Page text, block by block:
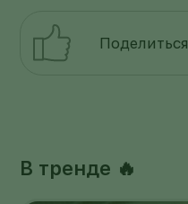
Поделиться
В тренде 🔥